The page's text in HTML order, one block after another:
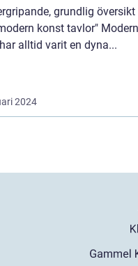
grundlig översikt
konst tavlor" Modern
alltid varit en dyna...
2024